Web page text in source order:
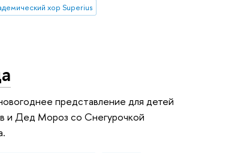
хор Superius
представление для детей
и Дед Мороз со Снегурочкой